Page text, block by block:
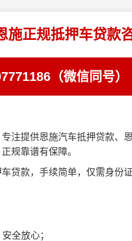
施正规抵押车贷款
（微信同号）
注提供恩施汽车抵押贷款、
规靠谱有保障。
贷款，手续简单，仅需身份
全放心；